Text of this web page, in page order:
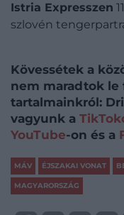
Istria Expresszen
szlovén
Kövessétek a
nem maradtok le
tartalmainkról:
vagyunk a
YouTube-on és a
MÁV ÉJSZAKAI VONAT
MAGYARORSZÁG